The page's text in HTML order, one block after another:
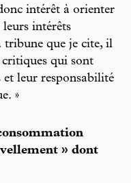
intérêt à orienter
leurs intérêts
tribune que je cite, il
critiques qui sont
et leur responsabilité
»
» dont